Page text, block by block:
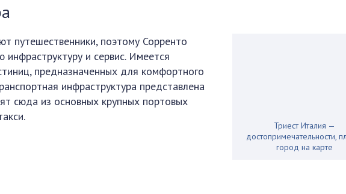
Триест Италия —
достопримечательности,
город на карте
путешественники, поэтому Сорренто
инфраструктуру и сервис. Имеется
предназначенных для комфортного
инфраструктура представлена
сюда из основных крупных портовых